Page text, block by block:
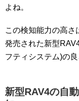
よね。
この検知能力の高
発売された新型
フティシステム)の
新型RAV4の自